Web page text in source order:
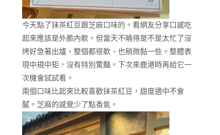
今天點了抹茶紅豆跟芝麻口味的。看網友分享口感吃
起來應該是外脆內軟。但當天不曉得是不是太忙了沒
烤好急著出爐，整個都很軟、也稍微黏一些。整體表
現中規中矩，沒有特別驚豔。下次來鹿港時再給它一
次機會試試看。
兩個口味比起來比較喜歡抹茶紅豆，甜度適中不會
膩。芝麻的感覺少了點香氣。